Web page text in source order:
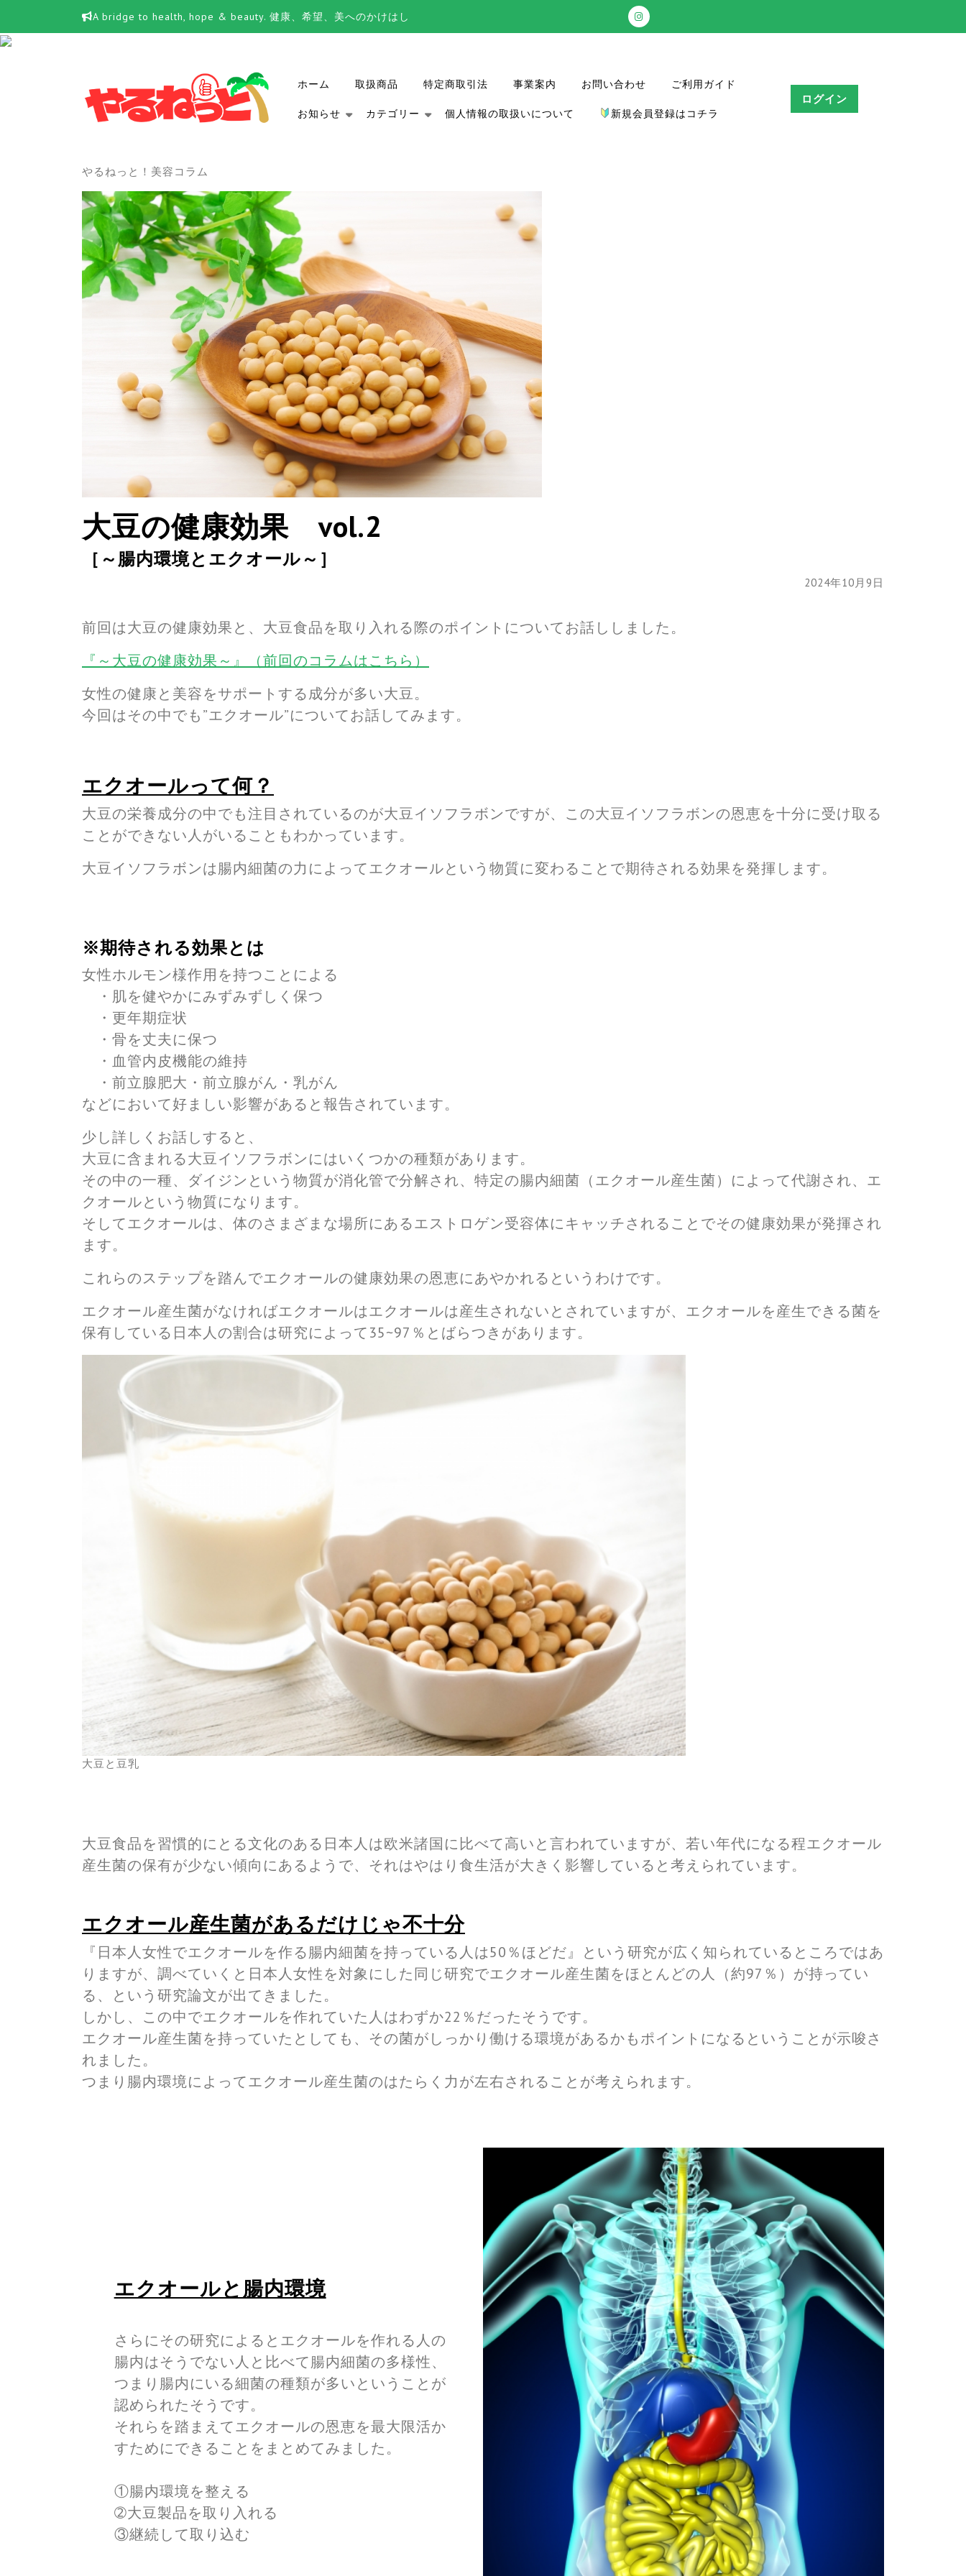
content
A bridge to health, hope & beauty. 健康、希望、美へのかけはし
ホーム 取扱商品 特定商取引法 事業案内 お問い合わせ ご利用ガイド
お知らせ カテゴリー 個人情報の取扱いについて 新規会員登録はコチラ
ログイン
やるねっと！美容コラム
大豆の健康効果 vol.2
［～腸内環境とエクオール～］
2024年10月9日
前回は大豆の健康効果と、大豆食品を取り入れる際のポイントについてお話ししました。
『～大豆の健康効果～』（前回のコラムはこちら）
女性の健康と美容をサポートする成分が多い大豆。
今回はその中でも”エクオール”についてお話してみます。
エクオールって何？
大豆の栄養成分の中でも注目されているのが大豆イソフラボンですが、この大豆イソフラボンの恩恵を十分に受け取る
ことができない人がいることもわかっています。
大豆イソフラボンは腸内細菌の力によってエクオールという物質に変わることで期待される効果を発揮します。
※期待される効果とは
女性ホルモン様作用を持つことによる
・肌を健やかにみずみずしく保つ
・更年期症状
・骨を丈夫に保つ
・血管内皮機能の維持
・前立腺肥大・前立腺がん・乳がん
などにおいて好ましい影響があると報告されています。
少し詳しくお話しすると、
大豆に含まれる大豆イソフラボンにはいくつかの種類があります。
その中の一種、ダイジンという物質が消化管で分解され、特定の腸内細菌（エクオール産生菌）によって代謝され、エ
クオールという物質になります。
そしてエクオールは、体のさまざまな場所にあるエストロゲン受容体にキャッチされることでその健康効果が発揮され
ます。
これらのステップを踏んでエクオールの健康効果の恩恵にあやかれるというわけです。
エクオール産生菌がなければエクオールはエクオールは産生されないとされていますが、エクオールを産生できる菌を
保有している日本人の割合は研究によって35~97％とばらつきがあります。
大豆と豆乳
大豆食品を習慣的にとる文化のある日本人は欧米諸国に比べて高いと言われていますが、若い年代になる程エクオール
産生菌の保有が少ない傾向にあるようで、それはやはり食生活が大きく影響していると考えられています。
エクオール産生菌があるだけじゃ不十分
『日本人女性でエクオールを作る腸内細菌を持っている人は50％ほどだ』という研究が広く知られているところではあ
りますが、調べていくと日本人女性を対象にした同じ研究でエクオール産生菌をほとんどの人（約97％）が持ってい
る、という研究論文が出てきました。
しかし、この中でエクオールを作れていた人はわずか22％だったそうです。
エクオール産生菌を持っていたとしても、その菌がしっかり働ける環境があるかもポイントになるということが示唆さ
れました。
つまり腸内環境によってエクオール産生菌のはたらく力が左右されることが考えられます。
エクオールと腸内環境
さらにその研究によるとエクオールを作れる人の
腸内はそうでない人と比べて腸内細菌の多様性、
つまり腸内にいる細菌の種類が多いということが
認められたそうです。
それらを踏まえてエクオールの恩恵を最大限活か
すためにできることをまとめてみました。
①腸内環境を整える
➁大豆製品を取り入れる
③継続して取り込む